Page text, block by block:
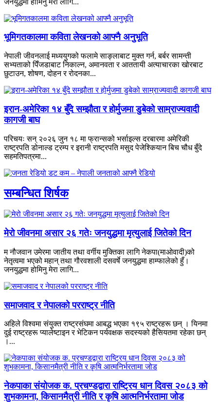
भूमिगतकालमा कविता लेखनको आफ्नै अनुभूति
नेपाली जीवनलाई मध्ययुगको फलामे साङ्लाबाट मुक्त गर्न, बर्बर सामन्ती
सभ्यताको पिँजडाबाट निकाल्न, अमानवता र आततायी अत्याचारका खोरबाट
छुटाउन, शोषण, दोहन र रोदनका...
इरान-अमेरिका १४ बुँदे सम्झौता र होर्मुजमा डुबेको साम्राज्यवादी
कागजी बाघ
परिचयः सन् २०२६ जुन १८ मा फ्रान्सको भर्साइल्स दरबारमा अमेरिकी
राष्ट्रपति डोनाल्ड ट्रम्प र इरानी राष्ट्रपति मसुद पेजेश्कियान बिच चौध बुँदे
सहमतिपत्रमा...
सम्बन्धित शिर्षक
मेरो जीवनमा असार २६ गतेः जनयुद्धमा मृत्युलाई जितेको दिन
म नौजवान उमेरमा जातीय तथा वर्गीय मुक्तिका लागि नेकपा(माओवादी)को
नेतृत्वमा भएको महान् तथा गौरवशाली दसवर्षे जनयुद्धमा हाम्फालेको हुँ।
जनयुद्धमा होमिनु मेरा लागि...
समाजवाद र नेपालको परराष्ट्र नीति
अहिले विश्वमा संयुक्त राष्ट्रसंघमा आबद्ध भएका १९५ राष्ट्रहरू छन् । यिनमा
दुई राष्ट्रहरू प्यालेष्टाइन र भेटिकन पर्यवक्षक सदस्यको हैसियतमा रहेका छन्
।...
नेकपाका संयोजक क. प्रचण्डद्वारा राष्ट्रिय धान दिवस २०८३ को
शुभकामना, किसानमैत्री नीति र कृषि आत्मनिर्भरतामा जोड